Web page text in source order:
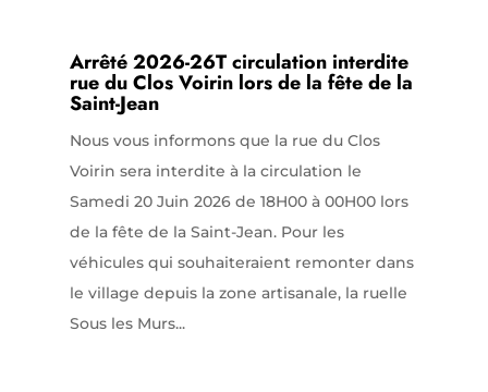
Arrêté 2026-26T circulation interdite
rue du Clos Voirin lors de la fête de la
Saint-Jean
Nous vous informons que la rue du Clos
Voirin sera interdite à la circulation le
Samedi 20 Juin 2026 de 18H00 à 00H00 lors
de la fête de la Saint-Jean. Pour les
véhicules qui souhaiteraient remonter dans
le village depuis la zone artisanale, la ruelle
Sous les Murs...